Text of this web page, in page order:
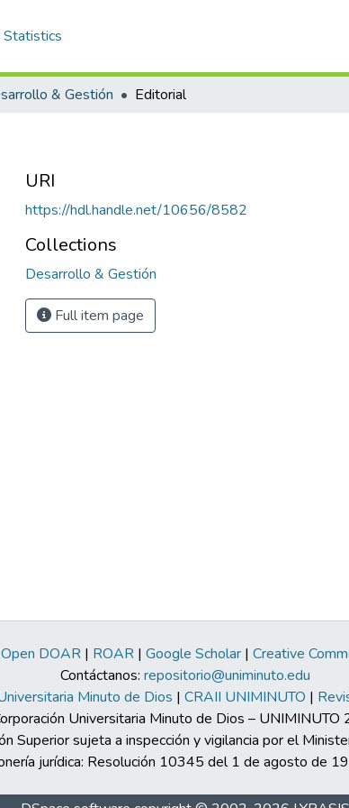
Statistics
& Gestión Editorial
URI
https://hdl.handle.net/10656/8582
Collections
Desarrollo & Gestión
Full item page
Open DOAR| ROAR| Google Scholar| Creative
Contáctanos: repositorio@uniminuto.edu
Minuto de Dios | CRAII UNIMINUTO |
Universitaria Minuto de Dios – UNIMINUTO
Superior sujeta a inspección y vigilancia por el
jurídica: Resolución 10345 del 1 de agosto de